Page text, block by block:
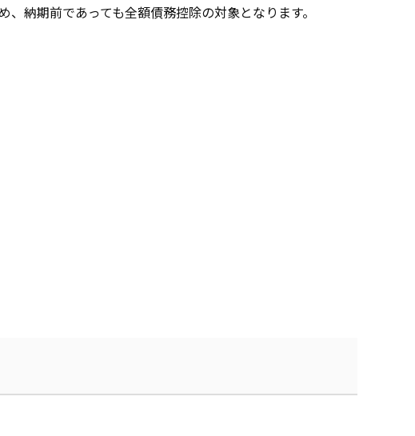
納期前であっても全額債務控除の対象となります。